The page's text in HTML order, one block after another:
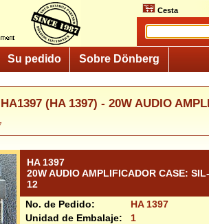
Cesta
Su pedido Sobre Dönberg
(HA 1397) - 20W AUDIO
HA 1397
20W AUDIO AMPLIFICADOR CASE: SIL-
12
No. de Pedido:
HA 1397
Unidad de Embalaje:
1